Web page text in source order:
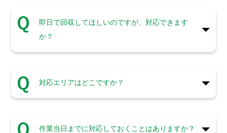
即日で回収してほしいのですが、対応できます
か？
対応エリアはどこですか？
作業当日までに対応しておくことはありますか？